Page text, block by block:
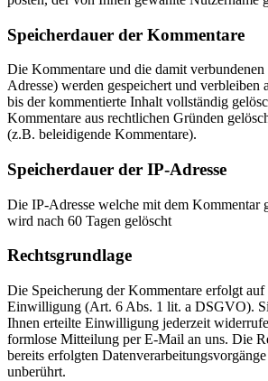
Speicherdauer der Kommentare
Die Kommentare und die damit
Adresse) werden gespeichert und verbleiben
bis der kommentierte Inhalt vollständig
Kommentare aus rechtlichen Gründen
(z.B. beleidigende Kommentare).
Speicherdauer der IP-Adresse
Die IP-Adresse welche mit dem Kommentar
wird nach 60 Tagen gelöscht
Rechtsgrundlage
Die Speicherung der Kommentare erfolgt
Einwilligung (Art. 6 Abs. 1 lit. a DSGVO).
Ihnen erteilte Einwilligung jederzeit
formlose Mitteilung per E-Mail an uns. Die
bereits erfolgten
unberührt.